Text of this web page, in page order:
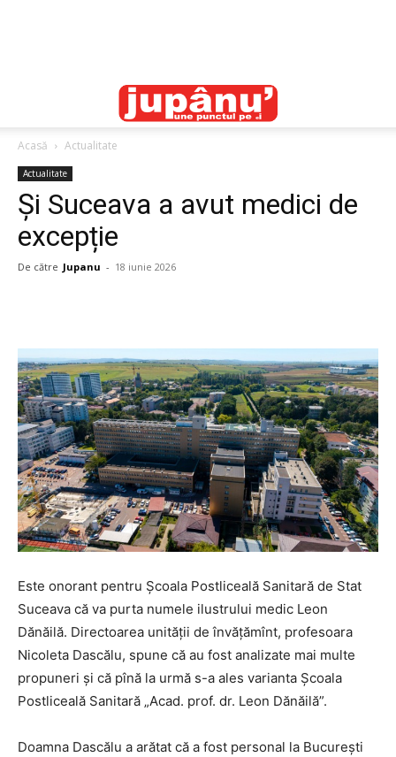
Acasă Actualitate
Actualitate
Și Suceava a avut medici de
excepție
De către Jupanu - 18 iunie 2026
Este onorant pentru Școala Postliceală Sanitară de Stat
Suceava că va purta numele ilustrului medic Leon
Dănăilă. Directoarea unității de învățămînt, profesoara
Nicoleta Dascălu, spune că au fost analizate mai multe
propuneri și că pînă la urmă s-a ales varianta Școala
Postliceală Sanitară „Acad. prof. dr. Leon Dănăilă”.
Doamna Dascălu a arătat că a fost personal la București